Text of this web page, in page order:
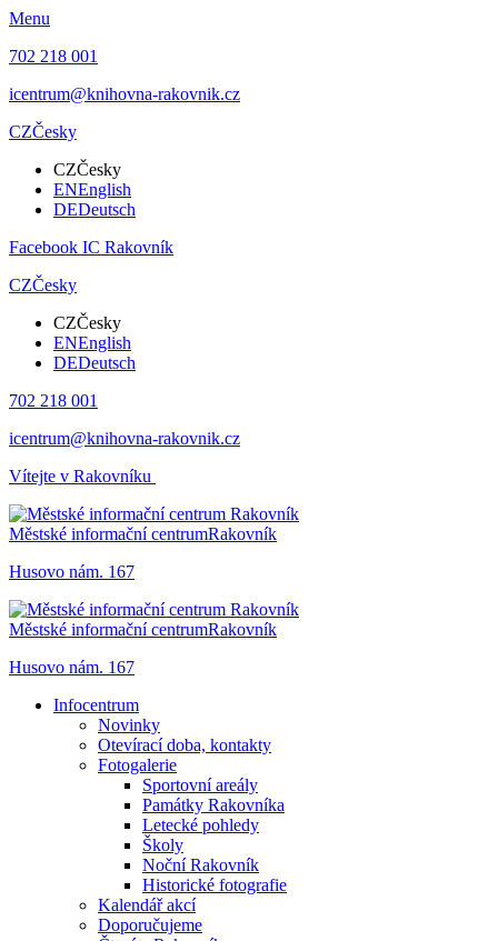
Menu
702 218 001
icentrum@knihovna-rakovnik.cz
CZČesky
CZČesky
ENEnglish
DEDeutsch
Facebook IC Rakovník
CZČesky
CZČesky
ENEnglish
DEDeutsch
702 218 001
icentrum@knihovna-rakovnik.cz
Vítejte v Rakovníku
Městské informační centrumRakovník
Husovo nám. 167
Městské informační centrumRakovník
Husovo nám. 167
Infocentrum
Novinky
Otevírací doba, kontakty
Fotogalerie
Sportovní areály
Památky Rakovníka
Letecké pohledy
Školy
Noční Rakovník
Historické fotografie
Kalendář akcí
Doporučujeme